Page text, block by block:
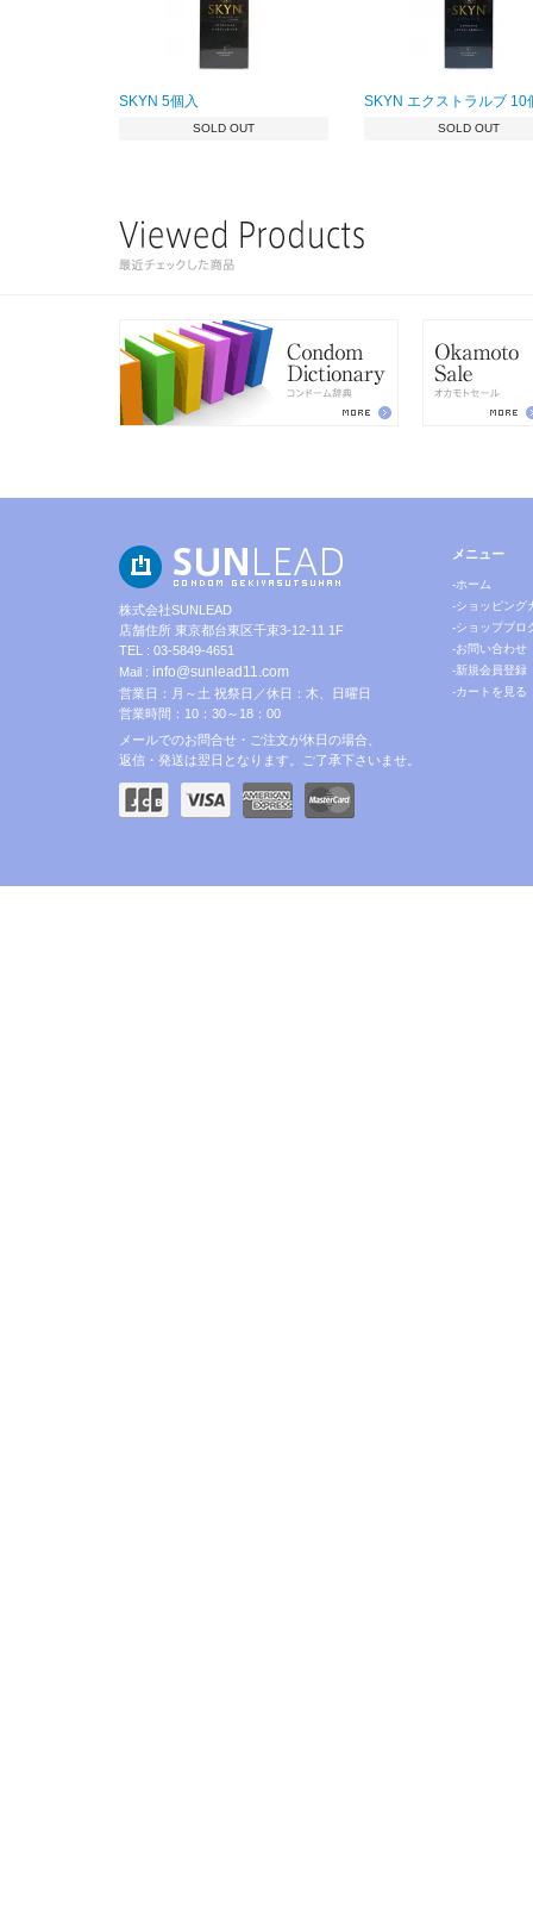
SKYN 5個入
SOLD OUT
SKYN エクストラルブ 10
SOLD OUT
株式会社SUNLEAD
店舗住所 東京都台東区千束3-12-11 1F
TEL : 03-5849-4651
Mail : info@sunlead11.com
営業日：月～土 祝祭日／休日：木、日曜日
営業時間：10：30～18：00
メールでのお問合せ・ご注文が休日の場合、
返信・発送は翌日となります。ご了承下さいませ。
メニュー
-ホーム
-ショッピング
-ショップブロ
-お問い合わせ
-新規会員登録
-カートを見る